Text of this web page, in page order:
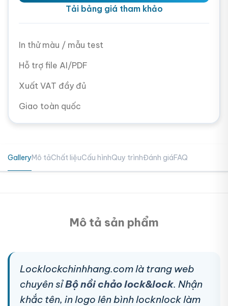
Tải bảng giá tham khảo
In thử màu / mẫu test
Hỗ trợ file AI/PDF
Xuất VAT đầy đủ
Giao toàn quốc
GalleryMô tảChất liệuCấu hìnhQuy trìnhĐánh giáFAQ
Mô tả sản phẩm
Locklockchinhhang.com là trang web
chuyên sỉBộ nồi chảo lock&lock. Nhận
khắc tên, in logo lên bình locknlock làm